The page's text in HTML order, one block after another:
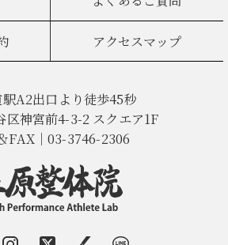
アクセスマップ
A2出口より徒歩45秒
区神宮前4-3-2 スクエア1F
FAX｜03-3746-2306